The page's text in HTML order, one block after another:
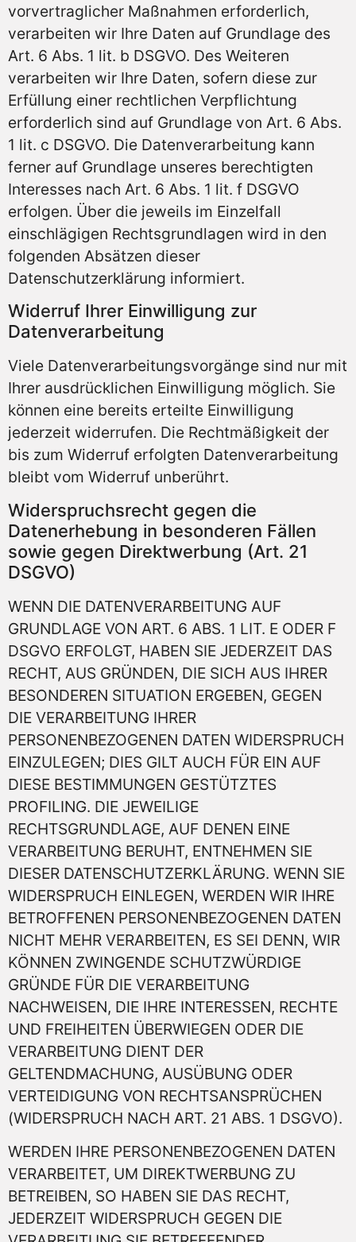
vorvertraglicher Maßnahmen erforderlich,
verarbeiten wir Ihre Daten auf Grundlage des
Art. 6 Abs. 1 lit. b DSGVO. Des Weiteren
verarbeiten wir Ihre Daten, sofern diese zur
Erfüllung einer rechtlichen Verpflichtung
erforderlich sind auf Grundlage von Art. 6 Abs.
1 lit. c DSGVO. Die Datenverarbeitung kann
ferner auf Grundlage unseres berechtigten
Interesses nach Art. 6 Abs. 1 lit. f DSGVO
erfolgen. Über die jeweils im Einzelfall
einschlägigen Rechtsgrundlagen wird in den
folgenden Absätzen dieser
Datenschutzerklärung informiert.
Widerruf Ihrer Einwilligung zur
Datenverarbeitung
Viele Datenverarbeitungsvorgänge sind nur mit
Ihrer ausdrücklichen Einwilligung möglich. Sie
können eine bereits erteilte Einwilligung
jederzeit widerrufen. Die Rechtmäßigkeit der
bis zum Widerruf erfolgten Datenverarbeitung
bleibt vom Widerruf unberührt.
Widerspruchsrecht gegen die
Datenerhebung in besonderen Fällen
sowie gegen Direktwerbung (Art. 21
DSGVO)
WENN DIE DATENVERARBEITUNG AUF
GRUNDLAGE VON ART. 6 ABS. 1 LIT. E ODER F
DSGVO ERFOLGT, HABEN SIE JEDERZEIT DAS
RECHT, AUS GRÜNDEN, DIE SICH AUS IHRER
BESONDEREN SITUATION ERGEBEN, GEGEN
DIE VERARBEITUNG IHRER
PERSONENBEZOGENEN DATEN WIDERSPRUCH
EINZULEGEN; DIES GILT AUCH FÜR EIN AUF
DIESE BESTIMMUNGEN GESTÜTZTES
PROFILING. DIE JEWEILIGE
RECHTSGRUNDLAGE, AUF DENEN EINE
VERARBEITUNG BERUHT, ENTNEHMEN SIE
DIESER DATENSCHUTZERKLÄRUNG. WENN SIE
WIDERSPRUCH EINLEGEN, WERDEN WIR IHRE
BETROFFENEN PERSONENBEZOGENEN DATEN
NICHT MEHR VERARBEITEN, ES SEI DENN, WIR
KÖNNEN ZWINGENDE SCHUTZWÜRDIGE
GRÜNDE FÜR DIE VERARBEITUNG
NACHWEISEN, DIE IHRE INTERESSEN, RECHTE
UND FREIHEITEN ÜBERWIEGEN ODER DIE
VERARBEITUNG DIENT DER
GELTENDMACHUNG, AUSÜBUNG ODER
VERTEIDIGUNG VON RECHTSANSPRÜCHEN
(WIDERSPRUCH NACH ART. 21 ABS. 1 DSGVO).
WERDEN IHRE PERSONENBEZOGENEN DATEN
VERARBEITET, UM DIREKTWERBUNG ZU
BETREIBEN, SO HABEN SIE DAS RECHT,
JEDERZEIT WIDERSPRUCH GEGEN DIE